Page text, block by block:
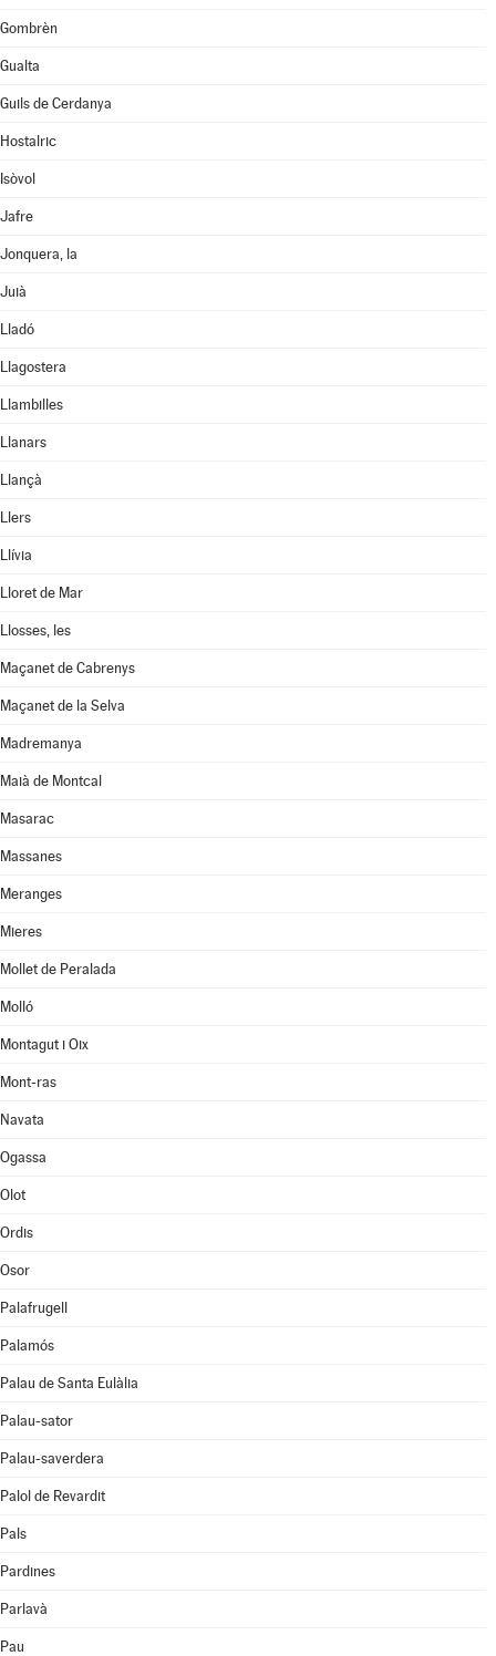
Gombrèn
Gualta
Guils de Cerdanya
Hostalric
Isòvol
Jafre
Jonquera, la
Juià
Lladó
Llagostera
Llambilles
Llanars
Llançà
Llers
Llívia
Lloret de Mar
Llosses, les
Maçanet de Cabrenys
Maçanet de la Selva
Madremanya
Maià de Montcal
Masarac
Massanes
Meranges
Mieres
Mollet de Peralada
Molló
Montagut i Oix
Mont-ras
Navata
Ogassa
Olot
Ordis
Osor
Palafrugell
Palamós
Palau de Santa Eulàlia
Palau-sator
Palau-saverdera
Palol de Revardit
Pals
Pardines
Parlavà
Pau